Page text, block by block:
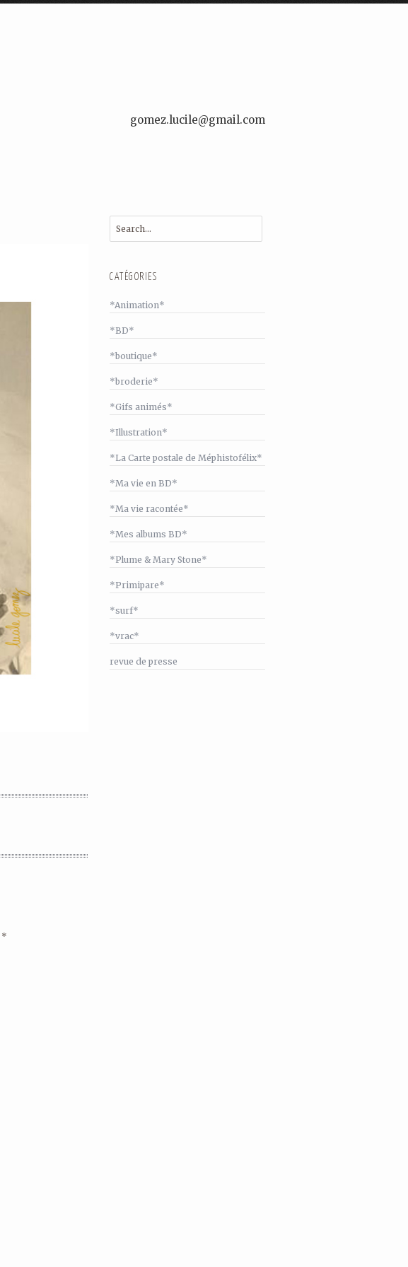
gomez.lucile@gmail.com
*
CATÉGORIES
*Animation*
*BD*
*boutique*
*broderie*
*Gifs animés*
*Illustration*
*La Carte postale de Méphistofélix*
*Ma vie en BD*
*Ma vie racontée*
*Mes albums BD*
*Plume & Mary Stone*
*Primipare*
*surf*
*vrac*
revue de presse